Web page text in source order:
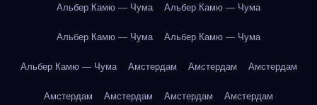
Альбер Камю — Чума Альбер Камю — Чума
Альбер Камю — Чума Альбер Камю — Чума
Альбер Камю — Чума Амстердам Амстердам Амстердам
Амстердам Амстердам Амстердам Амстердам